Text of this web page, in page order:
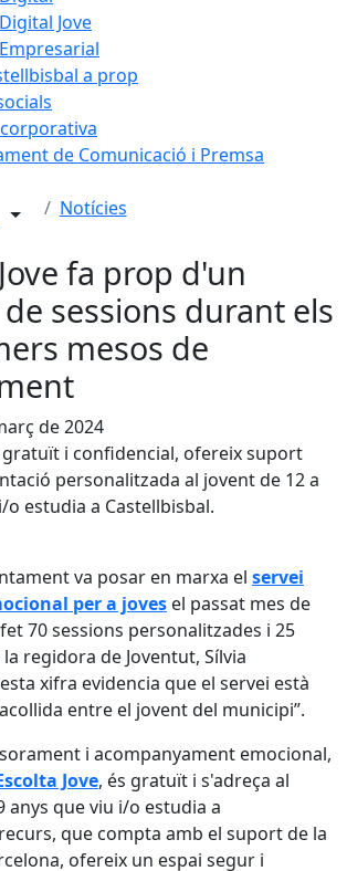
Jove
a prop
de Comunicació i Premsa
Notícies
fa prop d'un
sessions durant els
mesos de
de 2024
gratuït i confidencial, ofereix suport
personalitzada al jovent de 12 a
o estudia a Castellbisbal.
va posar en marxa el servei
per a joves el passat mes de
70 sessions personalitzades i 25
regidora de Joventut, Sílvia
xifra evidencia que el servei està
entre el jovent del municipi”.
i acompanyament emocional,
Jove, és gratuït i s'adreça al
anys que viu i/o estudia a
que compta amb el suport de la
ofereix un espai segur i